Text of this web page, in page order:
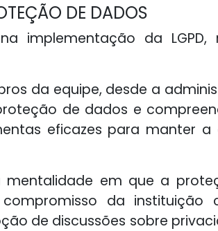
DE DADOS
implementação da LGPD,
da equipe, desde a
de dados e
eficazes para manter a
mentalidade em que a
da instituição
de discussões sobre